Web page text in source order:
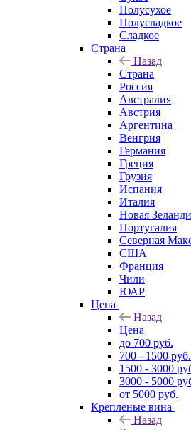
Полусухое
Полусладкое
Сладкое
Страна
Назад
Страна
Россия
Австралия
Австрия
Аргентина
Венгрия
Германия
Греция
Грузия
Испания
Италия
Новая
Португалия
Северная
США
Франция
Чили
ЮАР
Цена
Назад
Цена
до 700 руб.
700 - 1500 руб.
1500 - 3000
3000 - 5000
от 5000 руб.
Крепленые вина
Назад